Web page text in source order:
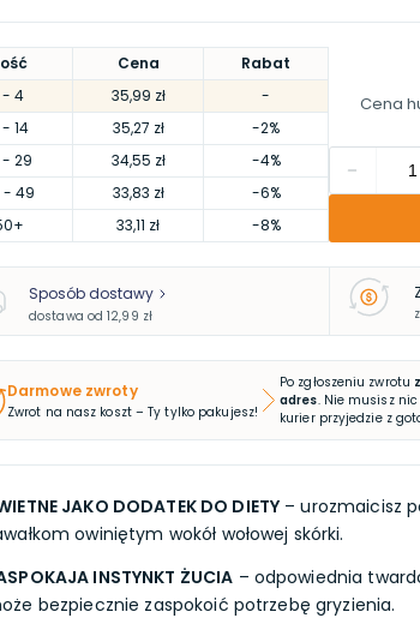
Cena
Rabat
- 4 35,99 zł
-
- 14 35,27 zł
-2%
- 29 34,55 zł
-4%
- 49 33,83 zł
-6%
+ 33,11 zł -8%
Cena
Sposób dostawy
dostawa od 12,99 zł
Darmowe zwroty
Zwrot na nasz koszt – Ty tylko pakujesz!
Po zgłoszeniu zwrotu
adres. Nie musisz
kurier przyjedzie z
JAKO DODATEK DO DIETY – urozmaicisz
owiniętym wokół wołowej skórki.
INSTYNKT ŻUCIA – odpowiednia
bezpiecznie zaspokoić potrzebę gryzienia.